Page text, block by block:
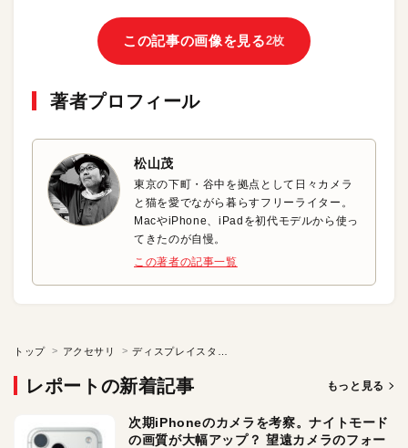
この記事の画像を見る2枚
著者プロフィール
松山茂
東京の下町・谷中を拠点として日々カメラ
と猫を愛でながら暮らすフリーライター。
MacやiPhone、iPadを初代モデルから使っ
てきたのが自慢。
この著者の記事一覧
トップ アクセサリ
レポートの新着記事 もっと見る
次期iPhoneのカメラを考察。ナイトモード
の画質が大幅アップ？ 望遠カメラのフォー